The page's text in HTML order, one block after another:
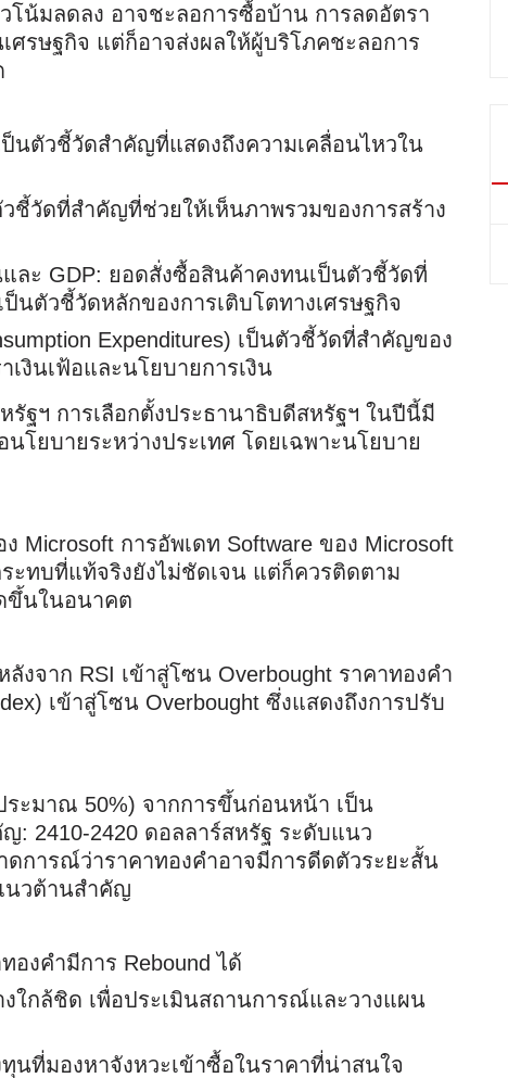
โน้มลดลง อาจชะลอการซื้อบ้าน การลดอัตรา
ศรษฐกิจ แต่ก็อาจส่งผลให้ผู้บริโภคชะลอการ
ป็นตัวชี้วัดสำคัญที่แสดงถึงความเคลื่อนไหวใน
ชี้วัดที่สำคัญที่ช่วยให้เห็นภาพรวมของการสร้าง
ะ GDP: ยอดสั่งซื้อสินค้าคงทนเป็นตัวชี้วัดที่
ตัวชี้วัดหลักของการเติบโตทางเศรษฐกิจ
Expenditures) เป็นตัวชี้วัดที่สำคัญของ
งินเฟ้อและนโยบายการเงิน
ฐฯ การเลือกตั้งประธานาธิบดีสหรัฐฯ ในปีนี้มี
โยบายระหว่างประเทศ โดยเฉพาะนโยบาย
Microsoft การอัพเดท Software ของ Microsoft
ะทบที่แท้จริงยังไม่ชัดเจน แต่ก็ควรติดตาม
ขึ้นในอนาคต
งจาก RSI เข้าสู่โซน Overbought ราคาทองคำ
เข้าสู่โซน Overbought ซึ่งแสดงถึงการปรับ
ระมาณ 50%) จากการขึ้นก่อนหน้า เป็น
: 2410-2420 ดอลลาร์สหรัฐ ระดับแนว
ดการณ์ว่าราคาทองคำอาจมีการดีดตัวระยะสั้น
นวต้านสำคัญ
องคำมีการ Rebound ได้
ใกล้ชิด เพื่อประเมินสถานการณ์และวางแผน
นที่มองหาจังหวะเข้าซื้อในราคาที่น่าสนใจ